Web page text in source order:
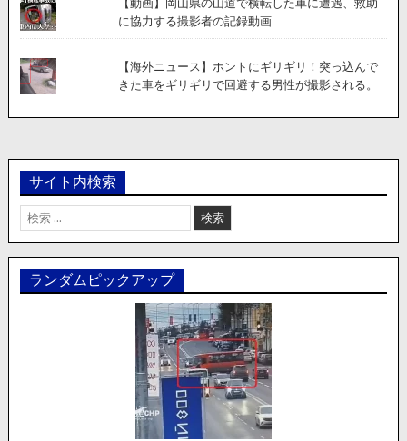
【動画】岡山県の山道で横転した車に遭遇、救助
に協力する撮影者の記録動画
【海外ニュース】ホントにギリギリ！突っ込んで
きた車をギリギリで回避する男性が撮影される。
サイト内検索
検
索:
ランダムピックアップ